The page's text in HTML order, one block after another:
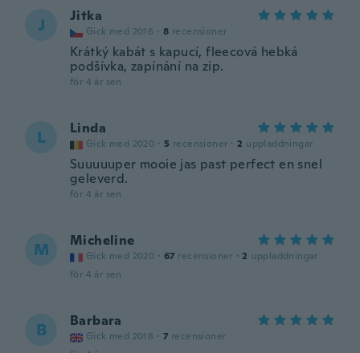
J Jitka
Gick med 2016 · 8 recensioner
Krátký kabát s kapucí, fleecová hebká
podšívka, zapínání na zip.
för 4 år sen
L Linda
Gick med 2020 · 5 recensioner · 2 uppladdningar
Suuuuuper mooie jas past perfect en snel
geleverd.
för 4 år sen
M Micheline
Gick med 2020 · 67 recensioner · 2 uppladdningar
för 4 år sen
B Barbara
Gick med 2018 · 7 recensioner